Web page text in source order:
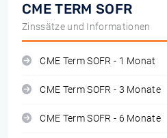
CME TERM SOFR
Zinssätze und Informationen
CME Term SOFR - 1 Monat
CME Term SOFR - 3 Monate
CME Term SOFR - 6 Monate